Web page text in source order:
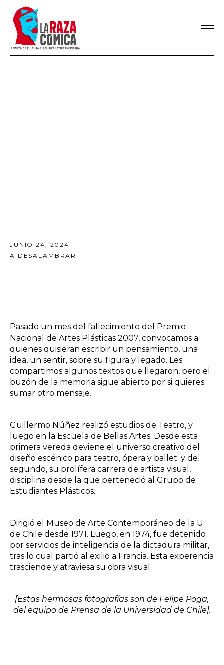
JUNIO 24, 2024
A DESALAMBRAR
Pasado un mes del fallecimiento del Premio
Nacional de Artes Plásticas 2007, convocamos a
quienes quisieran escribir un pensamiento, una
idea, un sentir, sobre su figura y legado. Les
compartimos algunos textos que llegaron, pero el
buzón de la memoria sigue abierto por si quieres
sumar otro mensaje.
Guillermo Núñez realizó estudios de Teatro, y
luego en la Escuela de Bellas Artes. Desde esta
primera vereda deviene el universo creativo del
diseño escénico para teatro, ópera y ballet; y del
segundo, su prolífera carrera de artista visual,
disciplina desde la que perteneció al Grupo de
Estudiantes Plásticos.
Dirigió el Museo de Arte Contemporáneo de la U.
de Chile desde 1971. Luego, en 1974, fue detenido
por servicios de inteligencia de la dictadura militar,
tras lo cual partió al exilio a Francia. Esta experencia
trasciende y atraviesa su obra visual.
[Estas hermosas fotografías son de Felipe Poga,
del equipo de Prensa de la Universidad de Chile].